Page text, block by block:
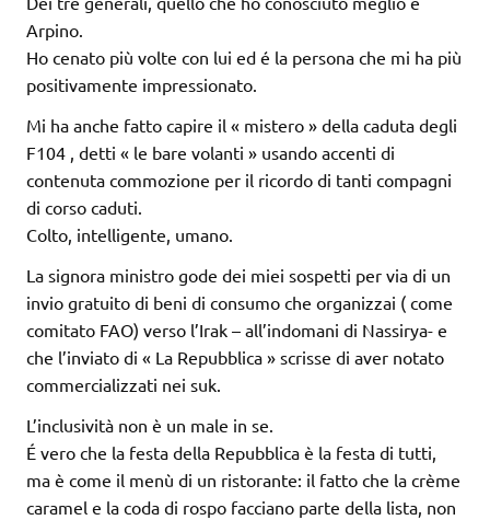
Arpino.
Ho cenato più volte con lui ed é la persona che mi ha più
positivamente impressionato.
Mi ha anche fatto capire il « mistero » della caduta degli
F104 , detti « le bare volanti » usando accenti di
contenuta commozione per il ricordo di tanti compagni
di corso caduti.
Colto, intelligente, umano.
La signora ministro gode dei miei sospetti per via di un
invio gratuito di beni di consumo che organizzai ( come
comitato FAO) verso l’Irak – all’indomani di Nassirya- e
che l’inviato di « La Repubblica » scrisse di aver notato
commercializzati nei suk.
L’inclusività non è un male in se.
É vero che la festa della Repubblica è la festa di tutti,
ma è come il menù di un ristorante: il fatto che la crème
caramel e la coda di rospo facciano parte della lista, non